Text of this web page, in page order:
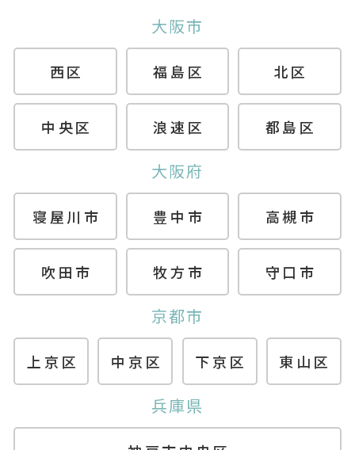
大阪市
西区 福島区 北区
中央区 浪速区 都島区
大阪府
寝屋川市 豊中市 高槻市
吹田市 牧方市 守口市
京都市
上京区 中京区 下京区 東山区
兵庫県